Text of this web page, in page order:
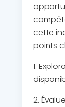
cette
points
1.
2.